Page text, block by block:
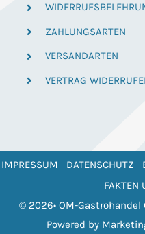
ZAHLUNGSARTEN
VERSANDARTEN
VERTRAG
IMPRESSUM DATENSCHUTZ
FAKTEN
© 2026• OM-Gastrohandel
Powered by